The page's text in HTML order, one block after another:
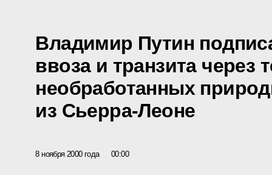
Владимир Путин
ввоза и транзита через
необработанных
из Сьерра-Леоне
8 ноября 2000 года 00:00